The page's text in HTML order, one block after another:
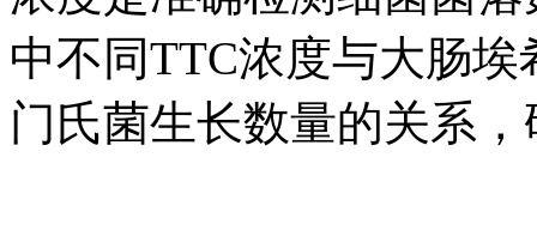
中不同TTC浓度与大肠
门氏菌生长数量的关系